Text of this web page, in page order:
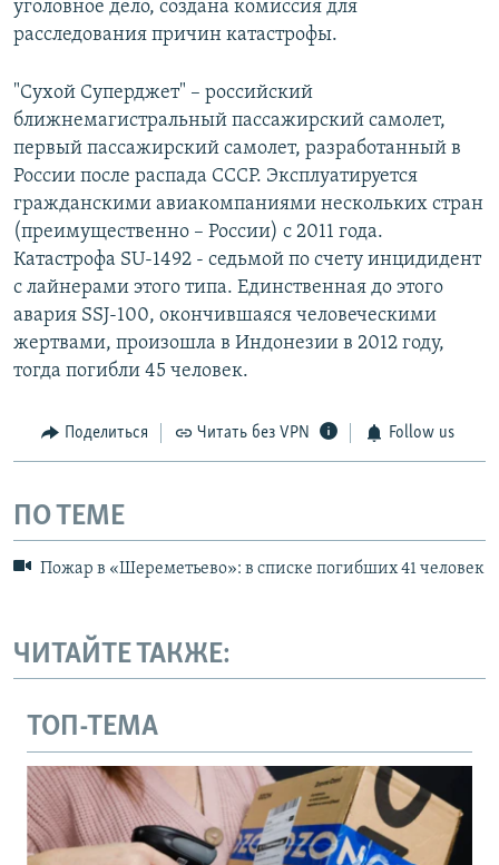
уголовное дело, создана комиссия для
расследования причин катастрофы.
"Сухой Суперджет" – российский
ближнемагистральный пассажирский самолет,
первый пассажирский самолет, разработанный в
России после распада СССР. Эксплуатируется
гражданскими авиакомпаниями нескольких стран
(преимущественно – России) с 2011 года.
Катастрофа SU-1492 - седьмой по счету инцидидент
с лайнерами этого типа. Единственная до этого
авария SSJ-100, окончившаяся человеческими
жертвами, произошла в Индонезии в 2012 году,
тогда погибли 45 человек.
Поделиться Читать без VPN Follow us
ПО ТЕМЕ
Пожар в «Шереметьево»: в списке погибших 41 человек
ЧИТАЙТЕ ТАКЖЕ:
ТОП-ТЕМА